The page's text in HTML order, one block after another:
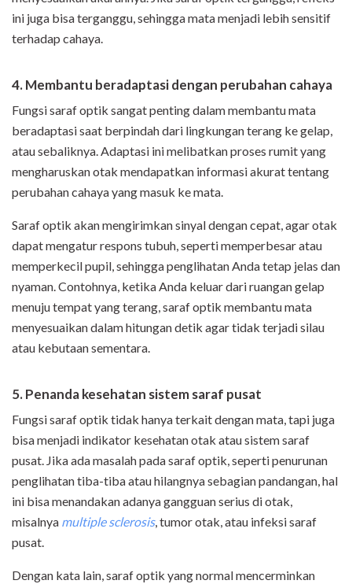
ini juga bisa terganggu, sehingga mata menjadi lebih sensitif
terhadap cahaya.
4. Membantu beradaptasi dengan perubahan cahaya
Fungsi saraf optik sangat penting dalam membantu mata
beradaptasi saat berpindah dari lingkungan terang ke gelap,
atau sebaliknya. Adaptasi ini melibatkan proses rumit yang
mengharuskan otak mendapatkan informasi akurat tentang
perubahan cahaya yang masuk ke mata.
Saraf optik akan mengirimkan sinyal dengan cepat, agar otak
dapat mengatur respons tubuh, seperti memperbesar atau
memperkecil pupil, sehingga penglihatan Anda tetap jelas dan
nyaman. Contohnya, ketika Anda keluar dari ruangan gelap
menuju tempat yang terang, saraf optik membantu mata
menyesuaikan dalam hitungan detik agar tidak terjadi silau
atau kebutaan sementara.
5. Penanda kesehatan sistem saraf pusat
Fungsi saraf optik tidak hanya terkait dengan mata, tapi juga
bisa menjadi indikator kesehatan otak atau sistem saraf
pusat. Jika ada masalah pada saraf optik, seperti penurunan
penglihatan tiba-tiba atau hilangnya sebagian pandangan, hal
ini bisa menandakan adanya gangguan serius di otak,
misalnya multiple sclerosis, tumor otak, atau infeksi saraf
pusat.
Dengan kata lain, saraf optik yang normal mencerminkan